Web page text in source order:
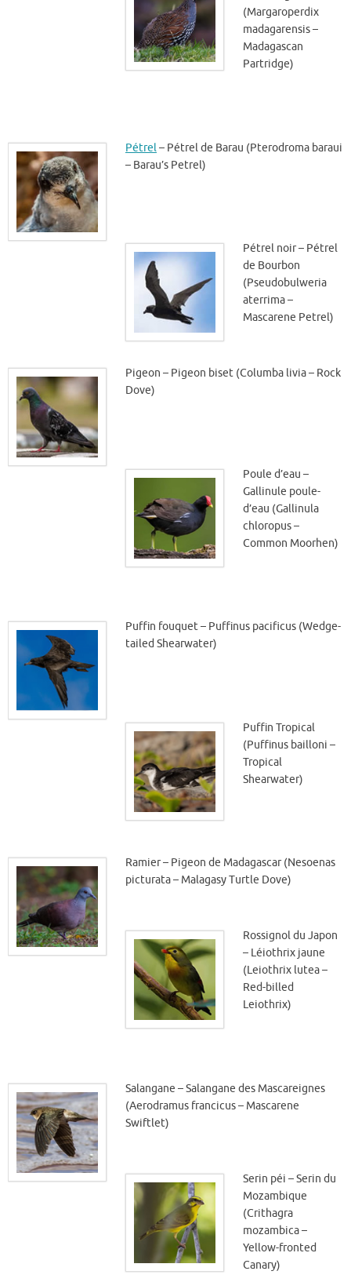
(Margaroperdix
madagarensis –
Madagascan
Partridge)
Pétrel– Pétrel de Barau (Pterodroma baraui
– Barau’s Petrel)
Pétrel noir – Pétrel
de Bourbon
(Pseudobulweria
aterrima –
Mascarene Petrel)
Pigeon – Pigeon biset (Columba livia – Rock
Dove)
Poule d’eau –
Gallinule poule-
d’eau (Gallinula
chloropus –
Common Moorhen)
Puffin fouquet – Puffinus pacificus (Wedge-
tailed Shearwater)
Puffin Tropical
(Puffinus bailloni –
Tropical
Shearwater)
Ramier – Pigeon de Madagascar (Nesoenas
picturata – Malagasy Turtle Dove)
Rossignol du Japon
– Léiothrix jaune
(Leiothrix lutea –
Red-billed
Leiothrix)
Salangane – Salangane des Mascareignes
(Aerodramus francicus – Mascarene
Swiftlet)
Serin péi – Serin du
Mozambique
(Crithagra
mozambica –
Yellow-fronted
Canary)